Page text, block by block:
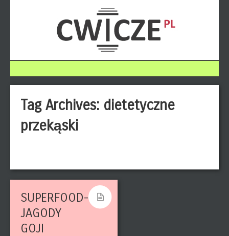
Tag Archives: dietetyczne
przekąski
SUPERFOOD-
JAGODY
GOJI